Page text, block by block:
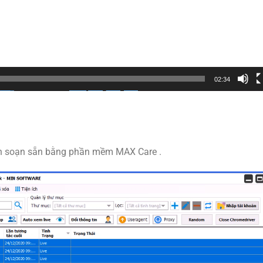
02:34
sẵn bằng phần mềm MAX Care .